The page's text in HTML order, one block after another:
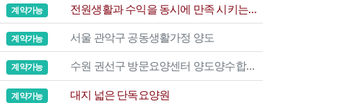
계약가능
전원생활과 수익을 동시에 만족 시키는 퇴직자분에게 적극권하는 요양원시설입니다
계약가능
서울 관악구 공동생활가정 양도
계약가능
수원 권선구 방문요양센터 양도양수합니다.
계약가능
대지 넓은 단독요양원